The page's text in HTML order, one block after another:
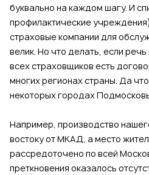
буквально на каждом шагу. И
профилактические
страховые компании для
велик. Но что делать, если
всех страховщиков есть
многих регионах страны. Да
некоторых городах
Например, производство
востоку от МКАД, а место
рассредоточено по всей
преткновения оказалось